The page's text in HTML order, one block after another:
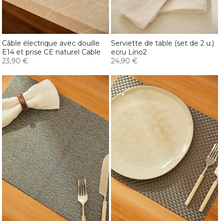
Câble électrique avec douille
E14 et prise CE naturel Cable
23,90 €
Serviette de table (set de 2 u.)
ecru Lino2
24,90 €